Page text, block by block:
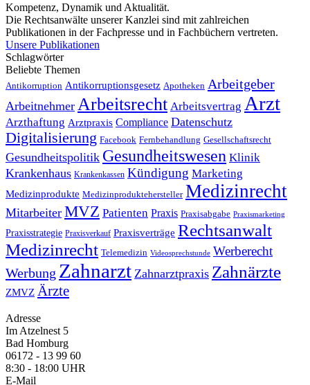
Kompetenz, Dynamik und Aktualität.
Die Rechtsanwälte unserer Kanzlei sind mit zahlreichen
Publikationen in der Fachpresse und in Fachbüchern vertreten.
Unsere Publikationen
Schlagwörter
Beliebte Themen
Antikorruption Antikorruptionsgesetz Apotheken Arbeitgeber
Arbeitnehmer Arbeitsrecht Arbeitsvertrag Arzt
Arzthaftung Arztpraxis Compliance Datenschutz
Digitalisierung Facebook Fernbehandlung Gesellschaftsrecht
Gesundheitspolitik Gesundheitswesen Klinik
Krankenhaus Krankenkassen Kündigung Marketing
Medizinprodukte Medizinproduktehersteller Medizinrecht
Mitarbeiter MVZ Patienten Praxis Praxisabgabe Praxismarketing
Praxisstrategie Praxisverkauf Praxisverträge Rechtsanwalt
Medizinrecht Telemedizin Videosprechstunde Werberecht
Werbung Zahnarzt Zahnarztpraxis Zahnärzte
ZMVZ Ärzte
Adresse
Im Atzelnest 5
Bad Homburg
06172 - 13 99 60
8:30 - 18:00 UHR
E-Mail